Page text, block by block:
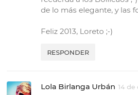
de lo más elegante, y las
Feliz 2013, Loreto ;-)
RESPONDER
Lola Birlanga Urbán 14 de